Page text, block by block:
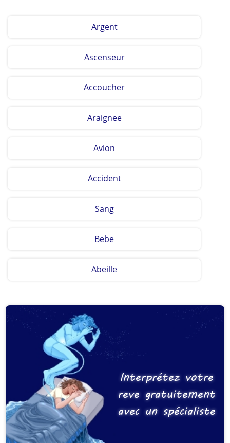
Argent
Ascenseur
Accoucher
Araignee
Avion
Accident
Sang
Bebe
Abeille
Interprétez votre
reve gratuitement
avec un spécialiste